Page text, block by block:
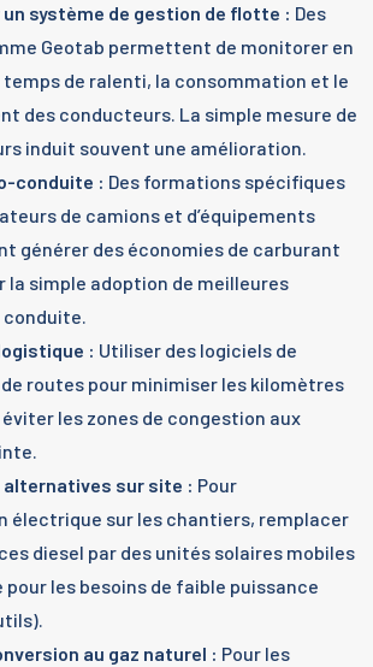
système de gestion de flotte : Des
Geotab permettent de monitorer en
de ralenti, la consommation et le
des conducteurs. La simple mesure de
induit souvent une amélioration.
conduite : Des formations spécifiques
de camions et d’équipements
générer des économies de carburant
la simple adoption de meilleures
conduite.
: Utiliser des logiciels de
routes pour minimiser les kilomètres
les zones de congestion aux
alternatives sur site : Pour
électrique sur les chantiers, remplacer
diesel par des unités solaires mobiles
pour les besoins de faible puissance
au gaz naturel : Pour les